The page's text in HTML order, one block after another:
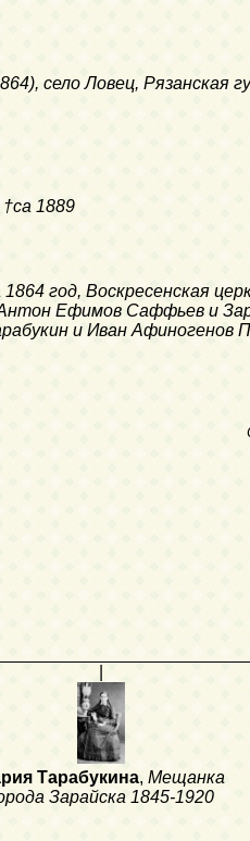
, село Ловец, Рязанская
†ca 1889
год, Воскресенская
Ефимов Саффьев и
и Иван Афиногенов
Тарабукина, Мещанка
Зарайска 1845-1920